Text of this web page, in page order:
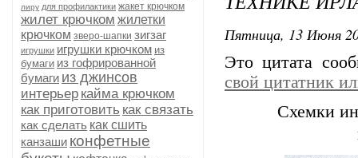
лиру для профилактики жакет крючком
жилет крючком жилетки
крючком зверо-шапки зигзаг
игрушки игрушки крючком из
бумаги из гофрированной
бумаги из джинсов
интерьер кайма крючком
как приготовить как связать
как сделать как сшить
канзаши конфетные
Пятница, 13 Июня
Это цитата
свой цитатник
Схемки